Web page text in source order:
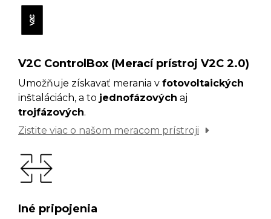
V2C ControlBox (Merací prístroj V2C 2.0)
Umožňuje získavať merania v fotovoltaických
inštaláciách, a to jednofázových aj
trojfázových.
Zistite viac o našom meracom prístroji
Iné pripojenia